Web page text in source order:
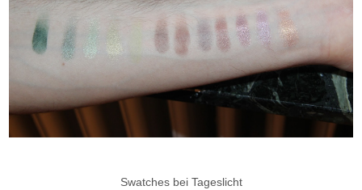
Swatches bei Tageslicht